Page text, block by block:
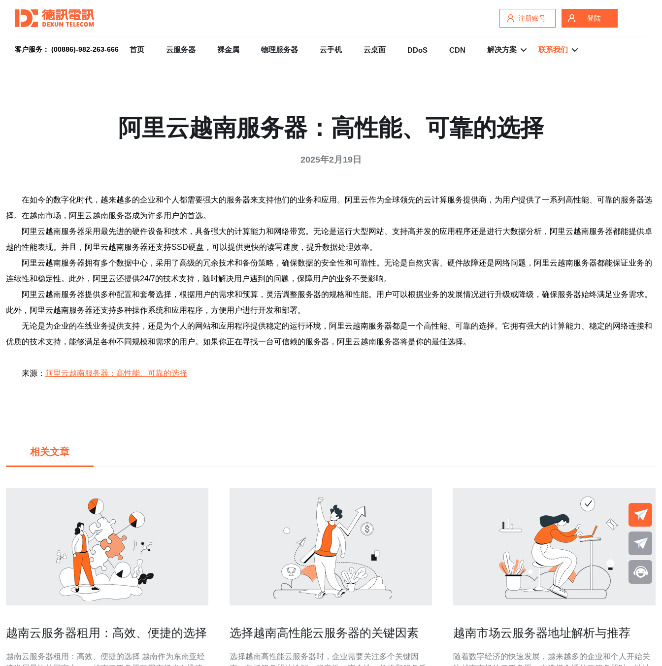
注册账号 登陆
客户服务： (00886)-982-263-666 首页 云服务器 裸金属 物理服务器 云手机 云桌面 DDoS CDN 解决方案 联系我们
阿里云越南服务器：高性能、可靠的选择
2025年2月19日
在如今的数字化时代，越来越多的企业和个人都需要强大的服务器来支持他们的业务和应用。阿里云作为全球领先的云计算服务提供商，为用户提供了一系列高性能、可靠的服务器选
择。在越南市场，阿里云越南服务器成为许多用户的首选。
阿里云越南服务器采用最先进的硬件设备和技术，具备强大的计算能力和网络带宽。无论是运行大型网站、支持高并发的应用程序还是进行大数据分析，阿里云越南服务器都能提供卓
越的性能表现。并且，阿里云越南服务器还支持SSD硬盘，可以提供更快的读写速度，提升数据处理效率。
阿里云越南服务器拥有多个数据中心，采用了高级的冗余技术和备份策略，确保数据的安全性和可靠性。无论是自然灾害、硬件故障还是网络问题，阿里云越南服务器都能保证业务的
连续性和稳定性。此外，阿里云还提供24/7的技术支持，随时解决用户遇到的问题，保障用户的业务不受影响。
阿里云越南服务器提供多种配置和套餐选择，根据用户的需求和预算，灵活调整服务器的规格和性能。用户可以根据业务的发展情况进行升级或降级，确保服务器始终满足业务需求。
此外，阿里云越南服务器还支持多种操作系统和应用程序，方便用户进行开发和部署。
无论是为企业的在线业务提供支持，还是为个人的网站和应用程序提供稳定的运行环境，阿里云越南服务器都是一个高性能、可靠的选择。它拥有强大的计算能力、稳定的网络连接和
优质的技术支持，能够满足各种不同规模和需求的用户。如果你正在寻找一台可信赖的服务器，阿里云越南服务器将是你的最佳选择。
来源： 阿里云越南服务器：高性能、可靠的选择
相关文章
越南云服务器租用：高效、便捷的选择
越南云服务器租用：高效、便捷的选择 越南作为东南亚经
选择越南高性能云服务器的关键因素
选择越南高性能云服务器时，企业需要关注多个关键因
越南市场云服务器地址解析与推荐
随着数字经济的快速发展，越来越多的企业和个人开始关